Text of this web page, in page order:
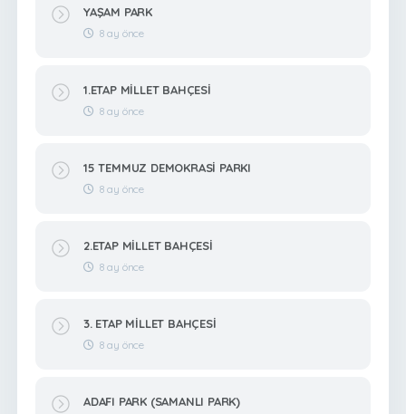
YAŞAM PARK
8 ay önce
1.ETAP MİLLET BAHÇESİ
8 ay önce
15 TEMMUZ DEMOKRASİ PARKI
8 ay önce
2.ETAP MİLLET BAHÇESİ
8 ay önce
3. ETAP MİLLET BAHÇESİ
8 ay önce
ADAFI PARK (SAMANLI PARK)